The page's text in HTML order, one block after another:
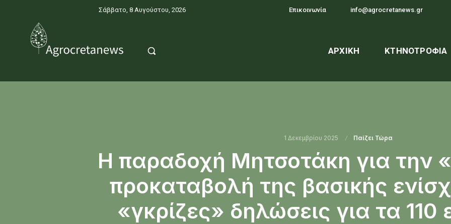
Σάββατο, 8 Αυγούστου, 2026 Επικοινωνία info@agrocretanews.gr
ΑΡΧΙΚΉ ΚΤΗΝΟΤΡΟΦΊΑ
1 Δεκεμβρίου 2025 Παίζει Τώρα
Η παραδοχή Μητσοτάκη για την
προκαταβολή της βασικής
«γκρίζες» δηλώσεις για τα